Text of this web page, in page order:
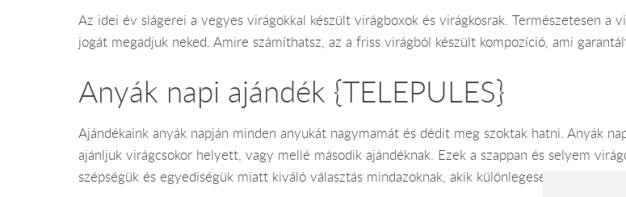
Az idei év slágerei a vegyes virágokkal készült virágboxok és virágkosrak. Természetesen a
jogát megadjuk neked. Amire számíthatsz, az a friss virágból készült kompozíció, ami
Anyák napi ajándék {TELEPULES}
Ajándékaink anyák napján minden anyukát nagymamát és dédit meg szoktak hatni. Anyák
ajánljuk virágcsokor helyett, vagy mellé második ajándéknak. Ezek a szappan és selyem
szépségük és egyediségük miatt kiváló választás mindazoknak, akik különlegeset